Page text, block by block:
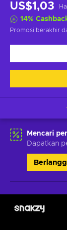
US$1,03
14%
Promosi berakhir
Mencari
Dapatkan